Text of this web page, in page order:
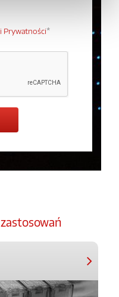
Prywatności*